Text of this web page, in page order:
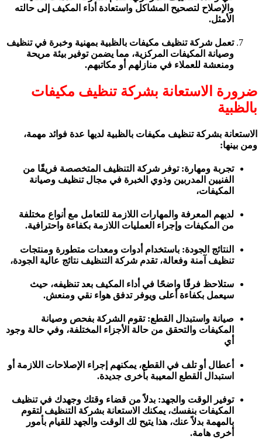
والإصلاح لتصحيح المشاكل واستعادة أداء المكيف إلى حالته
الأمثل.
تعمل شركة تنظيف مكيفات بالظبية بمهنية وخبرة في تنظيف
وصيانة المكيفات المركزية، مما يضمن توفير بيئة مريحة
ومنعشة للعملاء في منازلهم أو مكاتبهم.
ضرورة الاستعانة بشركة تنظيف مكيفات
بالظبية
الاستعانة بشركة تنظيف مكيفات بالظبية لديها عدة فوائد مهمة،
ومن بينها:
تجربة ومهارة: توفر شركة التنظيف المتخصصة فريقًا من
الفنيين المدربين وذوي الخبرة في مجال تنظيف وصيانة
المكيفات،
لديهم المعرفة والمهارات اللازمة للتعامل مع أنواع مختلفة
من المكيفات وإجراء العمليات اللازمة بكفاءة واحترافية.
النتائج الجودة: باستخدام أدوات ومعدات متطورة ومنتجات
تنظيف آمنة وفعالة، تقدم شركة التنظيف نتائج عالية الجودة،
ستلاحظ فرقًا واضحًا في أداء المكيف بعد تنظيفه، حيث
سيعمل بكفاءة أعلى ويوفر تدفق هواء نقي ومنعش.
صيانة واستبدال القطع: تقوم الشركة بفحص وصيانة
المكيفات والتحقق من حالة الأجزاء المختلفة، وفي حالة وجود
أي
أعطال أو تلف في القطع، يمكنهم إجراء الإصلاحات اللازمة أو
استبدال القطع المعيبة بأخرى جديدة.
توفير الوقت والجهد: بدلاً من قضاء وقتك وجهدك في تنظيف
المكيفات بنفسك، يمكنك الاستعانة بشركة التنظيف لتقوم
بالمهمة بدلاً عنك، هذا يتيح لك الوقت والجهد للقيام بأمور
أخرى هامة.